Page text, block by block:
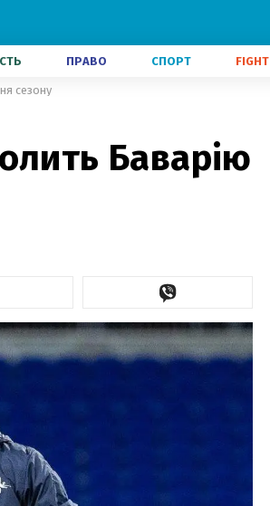
ПРАВО СПОРТ FIGHT
сезону
Баварію